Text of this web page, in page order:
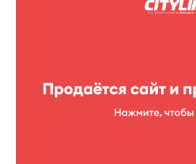
Limpopo